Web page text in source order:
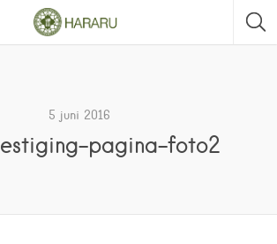
5 juni 2016
pagina-foto2